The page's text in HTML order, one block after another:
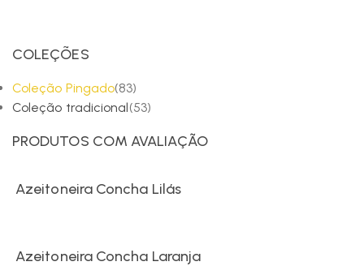
COLEÇÕES
Coleção Pingado(83)
Coleção tradicional(53)
PRODUTOS COM AVALIAÇÃO
Azeitoneira Concha Lilás
Azeitoneira Concha Laranja